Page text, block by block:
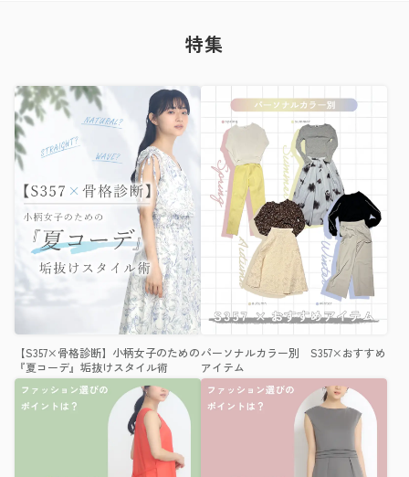
特集
【S357×骨格診断】小柄女子のための
『夏コーデ』垢抜けスタイル術
パーソナルカラー別 S357×おすすめ
アイテム